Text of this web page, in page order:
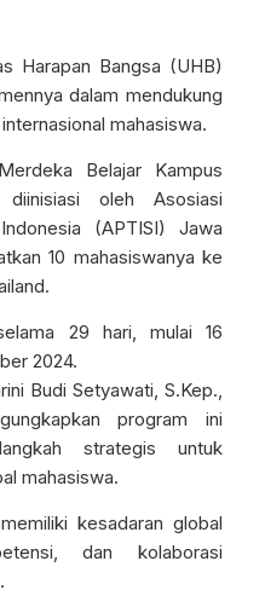
Harapan Bangsa (UHB)
dalam mendukung
mahasiswa.
Belajar Kampus
oleh Asosiasi
(APTISI) Jawa
10 mahasiswanya ke
29 hari, mulai 16
2024.
Budi Setyawati, S.Kep.,
program ini
strategis untuk
mahasiswa.
kesadaran global
dan kolaborasi